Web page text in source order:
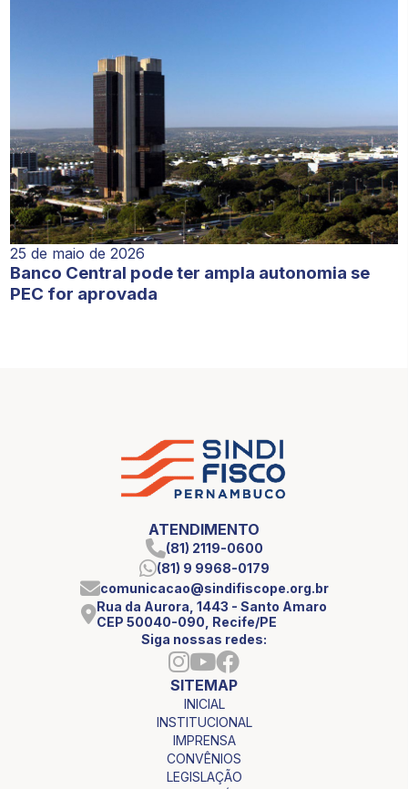
25 de maio de 2026
Banco Central pode ter ampla autonomia se
PEC for aprovada
ATENDIMENTO
(81) 2119-0600
(81) 9 9968-0179
comunicacao@sindifiscope.org.br
Rua da Aurora, 1443 - Santo Amaro
CEP 50040-090, Recife/PE
Siga nossas redes:
SITEMAP
INICIAL
INSTITUCIONAL
IMPRENSA
CONVÊNIOS
LEGISLAÇÃO